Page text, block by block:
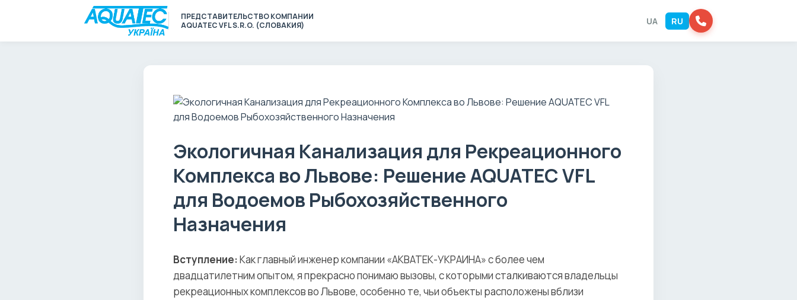
ПРЕДСТАВИТЕЛЬСТВО КОМПАНИИ
AQUATEC VFL S.R.O. (СЛОВАКИЯ)
UA RU
Экологичная Канализация для Рекреационного
Комплекса во Львове: Решение AQUATEC VFL
для Водоемов Рыбохозяйственного
Назначения
Вступление:Как главный инженер компании «АКВАТЕК-УКРАИНА» с более чем
двадцатилетним опытом, я прекрасно понимаю вызовы, с которыми сталкиваются владельцы
рекреационных комплексов во Львове, особенно те, чьи объекты расположены вблизи